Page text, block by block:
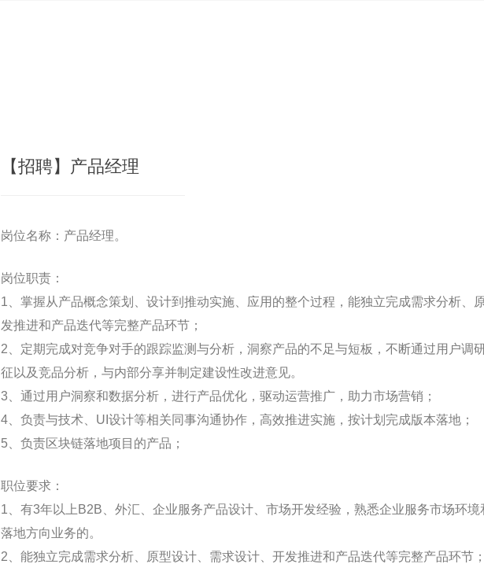
【招聘】产品经理
岗位名称：产品经理。
岗位职责：
1、掌握从产品概念策划、设计到推动实施、应用的整个过程，能独立完成需求分析、
发推进和产品迭代等完整产品环节；
2、定期完成对竞争对手的跟踪监测与分析，洞察产品的不足与短板，不断通过用户调
征以及竞品分析，与内部分享并制定建设性改进意见。
3、通过用户洞察和数据分析，进行产品优化，驱动运营推广，助力市场营销；
4、负责与技术、UI设计等相关同事沟通协作，高效推进实施，按计划完成版本落地；
5、负责区块链落地项目的产品；
职位要求：
1、有3年以上B2B、外汇、企业服务产品设计、市场开发经验，熟悉企业服务市场环
落地方向业务的。
2、能独立完成需求分析、原型设计、需求设计、开发推进和产品迭代等完整产品环节；